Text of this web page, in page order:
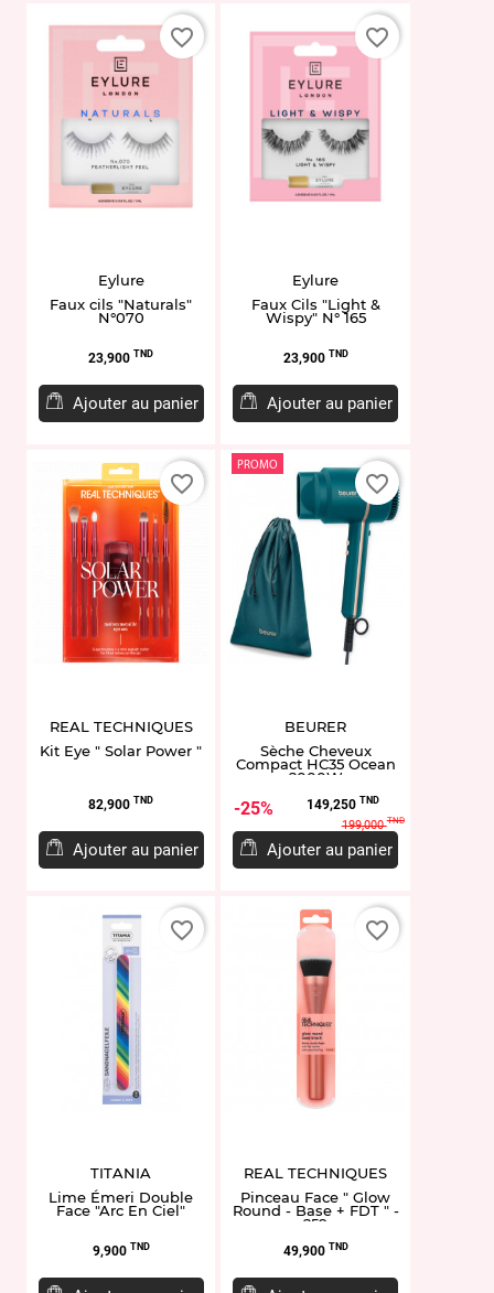
Eylure
Faux cils "Naturals"
N°070
Prix
23,900 TND
Ajouter au panier
favorite_border
Eylure
Faux Cils "Light &
Wispy" N° 165
Prix
23,900 TND
Ajouter au panier
favorite_border
REAL TECHNIQUES
Kit Eye " Solar Power "
Prix
82,900 TND
Ajouter au panier
favorite_border
PROMO
BEURER
Sèche Cheveux
Compact HC35 Ocean
2000W
25% Prix
149,250 TNDPrix
de
base
199,000TND
Ajouter au panier
favorite_border
TITANIA
Lime Émeri Double
Face "Arc En Ciel"
Prix
9,900 TND
favorite_border
REAL TECHNIQUES
Pinceau Face " Glow
Round - Base + FDT " -
259
Prix
49,900 TND
favorite_border